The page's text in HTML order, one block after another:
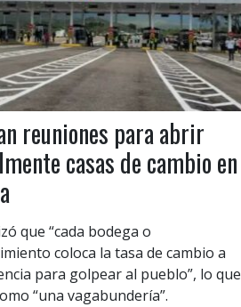
reuniones para abrir
casas de cambio en
que “cada bodega o
coloca la tasa de cambio a
para golpear al pueblo”, lo que
“una vagabundería”.